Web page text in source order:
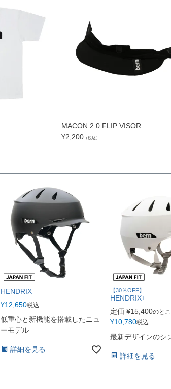
MACON 2.0 FLIP VISOR
¥2,200 （税込）
HENDRIX
¥12,650税込
低重心と新機能を搭載したニュ
ーモデル
詳細を見る
【30％OFF】
HENDRIX+
定価 ¥15,400のと
¥10,780税込
最新デザインのシ
詳細を見る